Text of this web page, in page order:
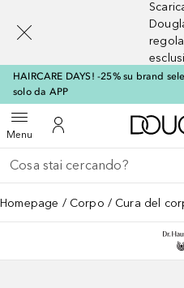
HAIRCARE DAYS! -25% su brand
solo da APP
MenuApri menuAl Mio Account
Torna indietro
Esegui ricerca
Homepage Corpo Cura del
[navigation.slideout.screenreader]